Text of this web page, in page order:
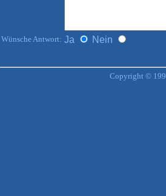
Wünsche Antwort: Ja Nein
Copyright ©